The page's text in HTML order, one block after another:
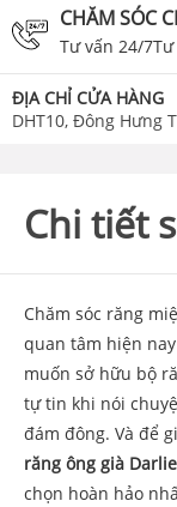
CHĂM SÓC
Tư vấn 24/
ĐỊA CHỈ CỬA HÀNG
DHT10, Đông Hưng
Chi tiết
Chăm sóc răng
quan tâm hiện
muốn sở hữu bộ
tự tin khi nói
đám đông. Và để
răng ông già
chọn hoàn hảo